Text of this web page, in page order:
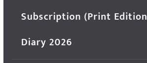
Subscription (Print
Diary 2026